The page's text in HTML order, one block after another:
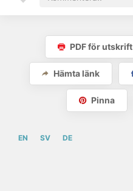
PDF för utskrift
Hämta länk
Pinna
EN SV DE